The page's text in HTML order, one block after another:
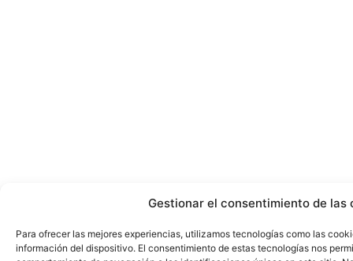
Gestionar el consentimiento de las
Para ofrecer las mejores experiencias, utilizamos tecnologías como las
información del dispositivo. El consentimiento de estas tecnologías nos